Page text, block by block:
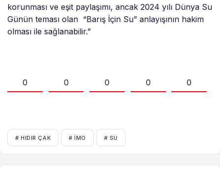
korunması ve eşit paylaşımı, ancak 2024 yılı Dünya Su
Günün teması olan “Barış İçin Su” anlayışının hakim
olması ile sağlanabilir.”
0 0 0 0 0
# HIDIR ÇAK # IMO # SU